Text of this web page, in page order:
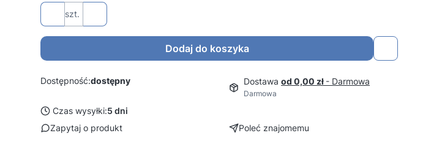
szt.
Dodaj do koszyka
Dostępność:dostępny Dostawa od 0,00 zł - Darmowa
Darmowa
Czas wysyłki:5 dni
Zapytaj o produkt
Poleć znajomemu